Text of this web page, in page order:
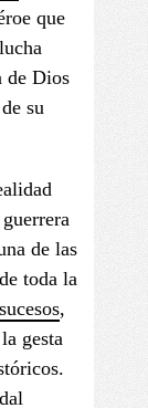
que
de Dios
su
de las
de toda la
sucesos,
gesta